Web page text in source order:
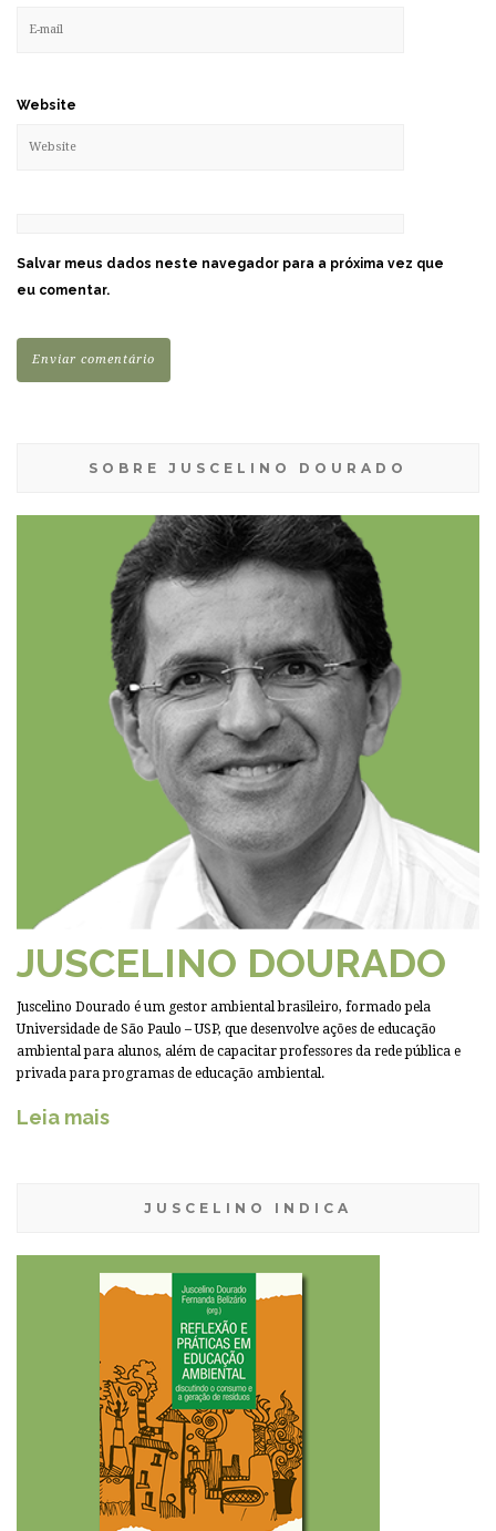
Website
Salvar meus dados neste navegador para a próxima vez que
eu comentar.
SOBRE JUSCELINO DOURADO
JUSCELINO DOURADO
Juscelino Dourado é um gestor ambiental brasileiro, formado pela
Universidade de São Paulo – USP, que desenvolve ações de educação
ambiental para alunos, além de capacitar professores da rede pública e
privada para programas de educação ambiental.
Leia mais
JUSCELINO INDICA